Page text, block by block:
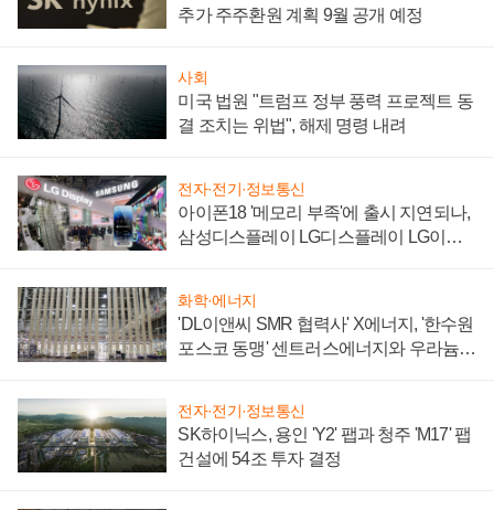
추가 주주환원 계획 9월 공개 예정
사회
미국 법원 "트럼프 정부 풍력 프로젝트 동
결 조치는 위법", 해제 명령 내려
전자·전기·정보통신
아이폰18 '메모리 부족'에 출시 지연되나,
삼성디스플레이 LG디스플레이 LG이노
화학·에너지
'DL이앤씨 SMR 협력사' X에너지, '한수원
포스코 동맹' 센트러스에너지와 우라늄
전자·전기·정보통신
SK하이닉스, 용인 'Y2' 팹과 청주 'M17' 팹
건설에 54조 투자 결정